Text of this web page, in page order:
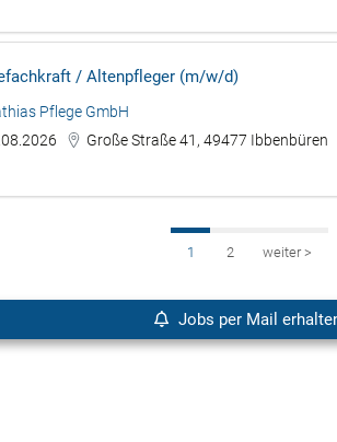
/ Altenpfleger (m/w/d)
Pflege GmbH
Große Straße 41, 49477 Ibbenbüren
1 2 weiter>
Jobs per Mail